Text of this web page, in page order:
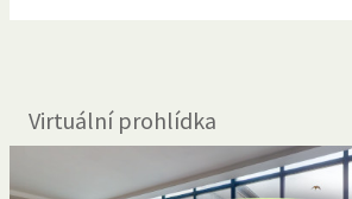
Virtuální prohlídka